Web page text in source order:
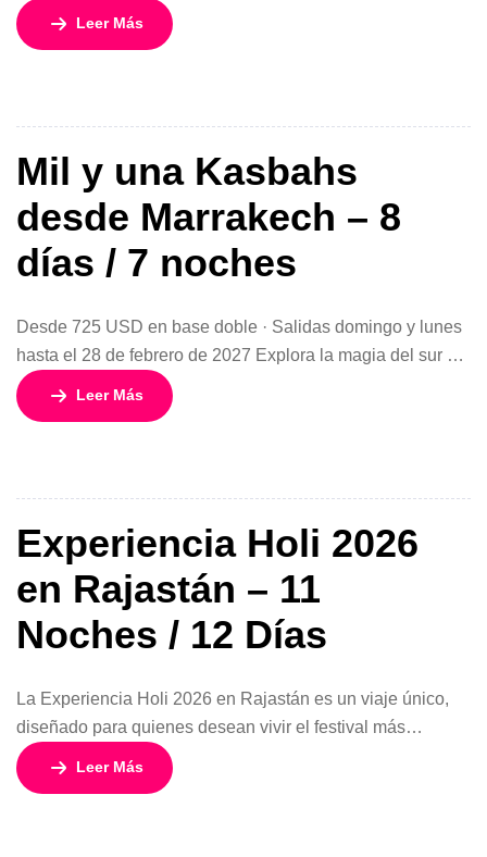
viajeros que buscan vivir dos mundos completamente
distintos en una sola aventura. Con una tarifa especial 2×1
temporada de […]
Leer Más
Mil y una Kasbahs
desde Marrakech – 8
días / 7 noches
Desde 725 USD en base doble · Salidas domingo y lunes
hasta el 28 de febrero de 2027 Explora la magia del sur de
Marruecos con un circuito diseñado para sumergirte en la
historia, la cultura y los impresionantes paisajes del
Leer Más
Experiencia Holi 2026
en Rajastán – 11
Noches / 12 Días
La Experiencia Holi 2026 en Rajastán es un viaje único,
diseñado para quienes desean vivir el festival más
colorido de India con un recorrido auténtico por sus
ciudades más emblemáticas. Durante 11 noches y 12 días,
Leer Más